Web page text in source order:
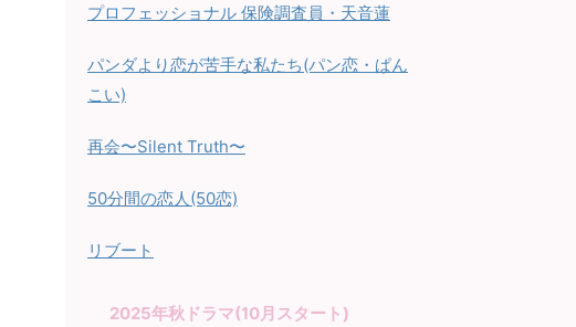
プロフェッショナル 保険調査員・天音蓮
パンダより恋が苦手な私たち(パン恋・ぱん
こい)
再会〜Silent Truth〜
50分間の恋人(50恋)
リブート
2025年秋ドラマ(10月スタート)